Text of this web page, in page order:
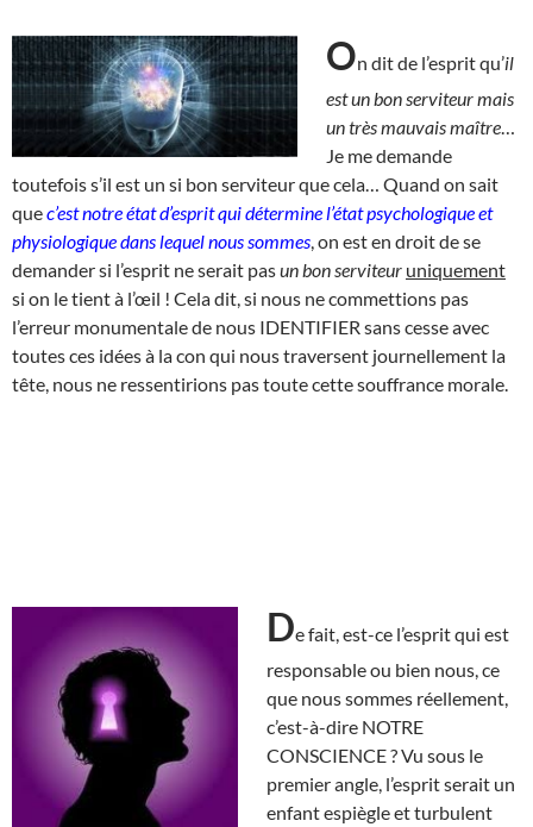
On dit de l’esprit qu’il
est un bon serviteur mais
un très mauvais maître
Je me demande
toutefois s’il est un si bon serviteur que cela… Quand on sait
quec’est notre état d’esprit qui détermine l’état psychologique et
physiologique dans lequel nous sommes , on est en droit de se
demander si l’esprit ne serait pasun bon serviteur uniquement
si on le tient à l’œil ! Cela dit, si nous ne commettions pas
l’erreur monumentale de nous IDENTIFIER sans cesse avec
toutes ces idées à la con qui nous traversent journellement la
tête, nous ne ressentirions pas toute cette souffrance morale.
De fait, est-ce l’esprit qui est
responsable ou bien nous, ce
que nous sommes réellement,
c’est-à-dire NOTRE
CONSCIENCE ? Vu sous le
premier angle, l’esprit serait un
enfant espiègle et turbulent